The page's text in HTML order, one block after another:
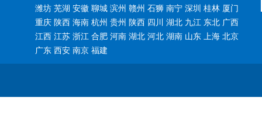
潍坊 芜湖 安徽 聊城 滨州 赣州 石狮 南宁 深圳 桂林 厦门
重庆 陕西 海南 杭州 贵州 陕西 四川 湖北 九江 东北 广西
江西 江苏 浙江 合肥 河南 湖北 河北 湖南 山东 上海 北京
广东 西安 南京 福建